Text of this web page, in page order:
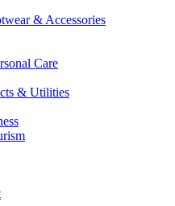
& Accessories
Care
& Utilities